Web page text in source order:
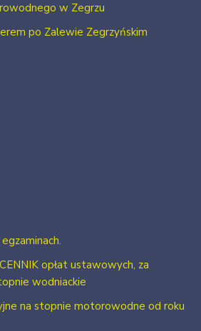
w Zegrzu
po Zalewie Zegrzyńskim
opłat ustawowych, za
wodniackie
na stopnie motorowodne od roku